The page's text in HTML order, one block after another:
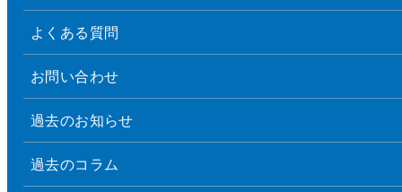
よくある質問
お問い合わせ
過去のお知らせ
過去のコラム